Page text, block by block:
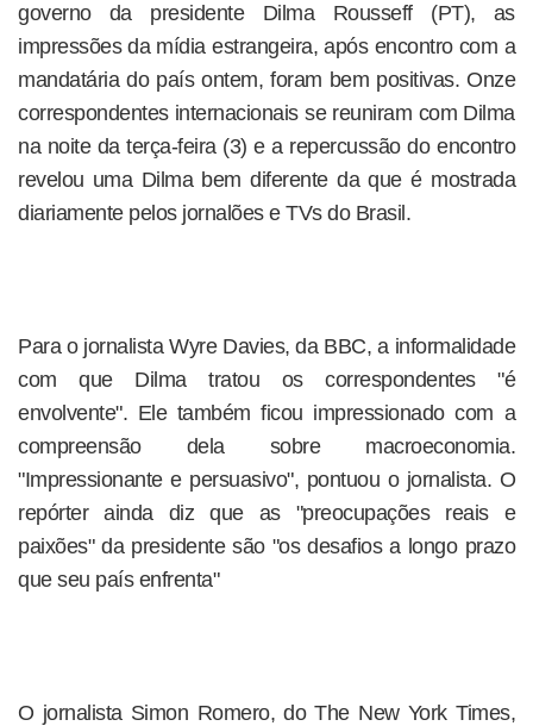
governo da presidente Dilma Rousseff (PT), as
impressões da mídia estrangeira, após encontro com a
mandatária do país ontem, foram bem positivas. Onze
correspondentes internacionais se reuniram com Dilma
na noite da terça-feira (3) e a repercussão do encontro
revelou uma Dilma bem diferente da que é mostrada
diariamente pelos jornalões e TVs do Brasil.
Para o jornalista Wyre Davies, da BBC, a informalidade
com que Dilma tratou os correspondentes "é
envolvente". Ele também ficou impressionado com a
compreensão dela sobre macroeconomia.
"Impressionante e persuasivo", pontuou o jornalista. O
repórter ainda diz que as "preocupações reais e
paixões" da presidente são "os desafios a longo prazo
que seu país enfrenta"
O jornalista Simon Romero, do The New York Times,